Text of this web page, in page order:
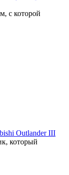
с которой
Outlander III
который